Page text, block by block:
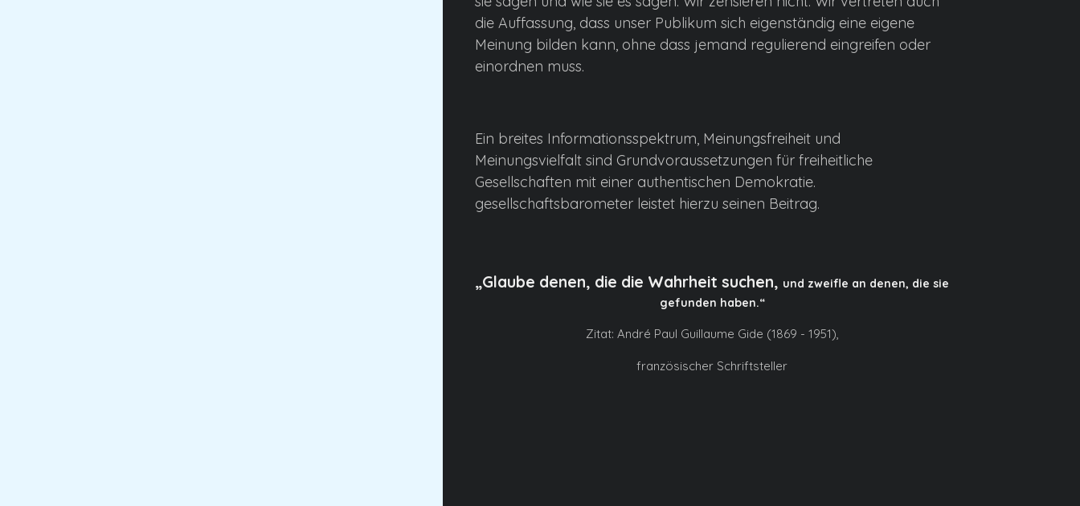
die Auffassung, dass unser Publikum sich eigenständig eine eigene
Meinung bilden kann, ohne dass jemand regulierend eingreifen oder
einordnen muss.
Ein breites Informationsspektrum, Meinungsfreiheit und
Meinungsvielfalt sind Grundvoraussetzungen für freiheitliche
Gesellschaften mit einer authentischen Demokratie.
gesellschaftsbarometer leistet hierzu seinen Beitrag.
„Glaube denen, die die Wahrheit suchen, und zweifle an denen, die sie
gefunden haben.“
Zitat: André Paul Guillaume Gide (1869 - 1951),
französischer Schriftsteller